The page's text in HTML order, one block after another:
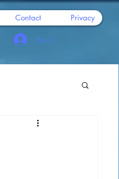
Contact Privacy
Se connecter